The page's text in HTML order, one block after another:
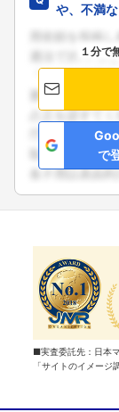
や、不満
１分で
で
■実査委託先：日本
「サイトのイメージ